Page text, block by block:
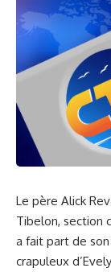
Le père Alick
Tibelon, section
a fait part de son
crapuleux